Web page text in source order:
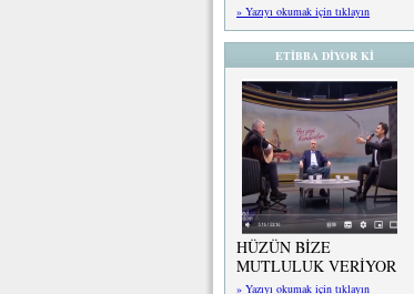
» Yazıyı okumak için tıklayın
ETİBBA DİYOR Kİ
HÜZÜN BİZE
MUTLULUK VERİYOR
» Yazıyı okumak için tıklayın